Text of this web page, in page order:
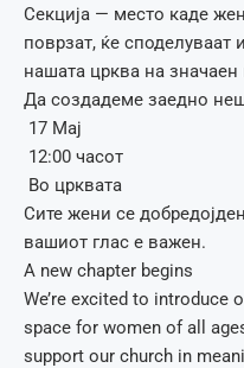
Секција — место каде
поврзат, ќе споделуваат
нашата црква на значаен
Да создадеме заедно
17 Мај
12:00 часот
Во црквата
Сите жени се
вашиот глас е важен.
A new chapter begins
We’re excited to introduce
space for women of all
support our church in